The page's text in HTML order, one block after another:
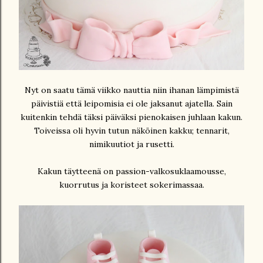
Nyt on saatu tämä viikko nauttia niin ihanan lämpimistä
päivistiä että leipomisia ei ole jaksanut ajatella. Sain
kuitenkin tehdä täksi päiväksi pienokaisen juhlaan kakun.
Toiveissa oli hyvin tutun näköinen kakku; tennarit,
nimikuutiot ja rusetti.
Kakun täytteenä on passion-valkosuklaamousse,
kuorrutus ja koristeet sokerimassaa.